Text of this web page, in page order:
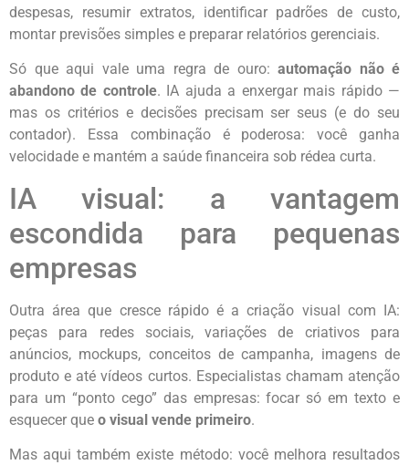
despesas, resumir extratos, identificar padrões de custo,
montar previsões simples e preparar relatórios gerenciais.
Só que aqui vale uma regra de ouro: automação não é
abandono de controle. IA ajuda a enxergar mais rápido —
mas os critérios e decisões precisam ser seus (e do seu
contador). Essa combinação é poderosa: você ganha
velocidade e mantém a saúde financeira sob rédea curta.
IA visual: a vantagem
escondida para pequenas
empresas
Outra área que cresce rápido é a criação visual com IA:
peças para redes sociais, variações de criativos para
anúncios, mockups, conceitos de campanha, imagens de
produto e até vídeos curtos. Especialistas chamam atenção
para um “ponto cego” das empresas: focar só em texto e
esquecer que o visual vende primeiro.
Mas aqui também existe método: você melhora resultados